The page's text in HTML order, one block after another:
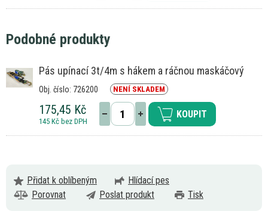
Podobné produkty
Pás upínací 3t/4m s hákem a ráčnou maskáčový
Obj. číslo: 726200 NENÍ SKLADEM
175,45 Kč
145 Kč bez DPH
KOUPIT
Přidat k oblíbeným
Hlídací pes
Porovnat
Poslat produkt Tisk